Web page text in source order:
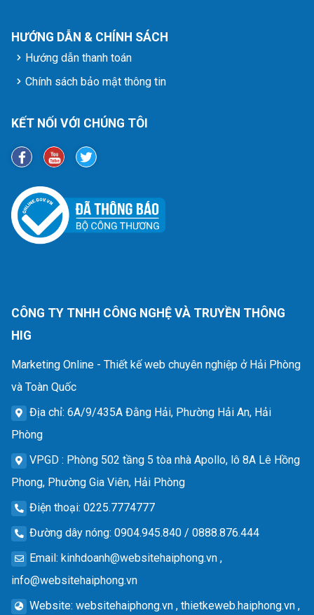
HƯỚNG DẪN & CHÍNH SÁCH
Hướng dẫn thanh toán
Chính sách bảo mật thông tin
KẾT NỐI VỚI CHÚNG TÔI
CÔNG TY TNHH CÔNG NGHỆ VÀ TRUYỀN THÔNG
HIG
Marketing Online - Thiết kế web chuyên nghiệp ở Hải Phòng
và Toàn Quốc
Địa chỉ: 6A/9/435A Đằng Hải, Phường Hải An, Hải
Phòng
VPGD : Phòng 502 tầng 5 tòa nhà Apollo, lô 8A Lê Hồng
Phong, Phường Gia Viên, Hải Phòng
Điện thoại: 0225.7774777
Đường dây nóng: 0904.945.840 / 0888.876.444
Email: kinhdoanh@websitehaiphong.vn ,
info@websitehaiphong.vn
Website: websitehaiphong.vn , thietkeweb.haiphong.vn ,